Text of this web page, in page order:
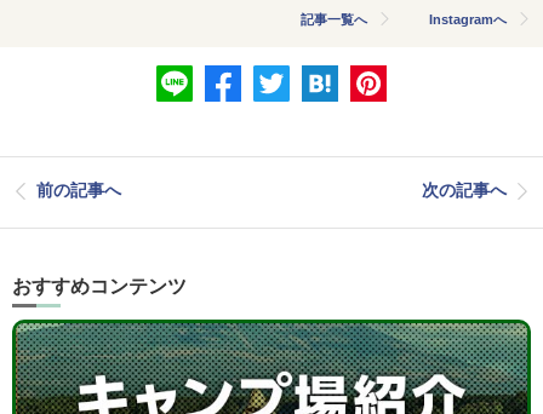
記事一覧へ Instagramへ
前の記事へ 次の記事へ
おすすめコンテンツ